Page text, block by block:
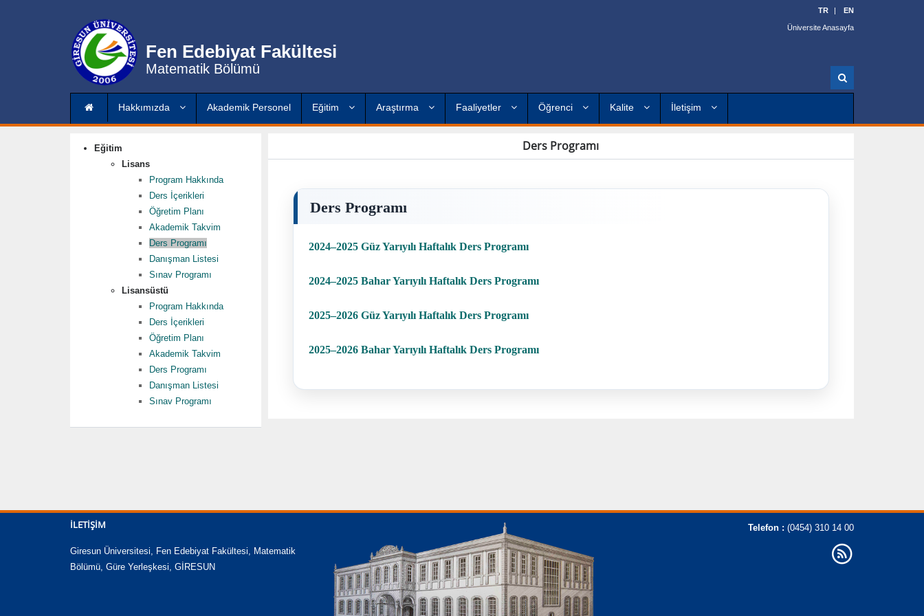
Fen Edebiyat Fakültesi
Matematik Bölümü
TR EN
Üniversite Anasayfa
r
Hakkımızda Akademik Personel Eğitim Araştırma Faaliyetler Öğrenci Kalite İletişim
Eğitim
Lisans
Program Hakkında
Ders İçerikleri
Öğretim Planı
Akademik Takvim
Ders Programı
Danışman Listesi
Sınav Programı
Lisansüstü
Program Hakkında
Ders İçerikleri
Öğretim Planı
Akademik Takvim
Ders Programı
Danışman Listesi
Sınav Programı
Ders Programı
Ders Programı
2024–2025 Güz Yarıyılı Haftalık Ders Programı
2024–2025 Bahar Yarıyılı Haftalık Ders Programı
2025–2026 Güz Yarıyılı Haftalık Ders Programı
2025–2026 Bahar Yarıyılı Haftalık Ders Programı
İLETIŞIM
Giresun Üniversitesi, Fen Edebiyat Fakültesi, Matematik
Bölümü, Güre Yerleşkesi, GİRESUN
Telefon : (0454) 310 14 00